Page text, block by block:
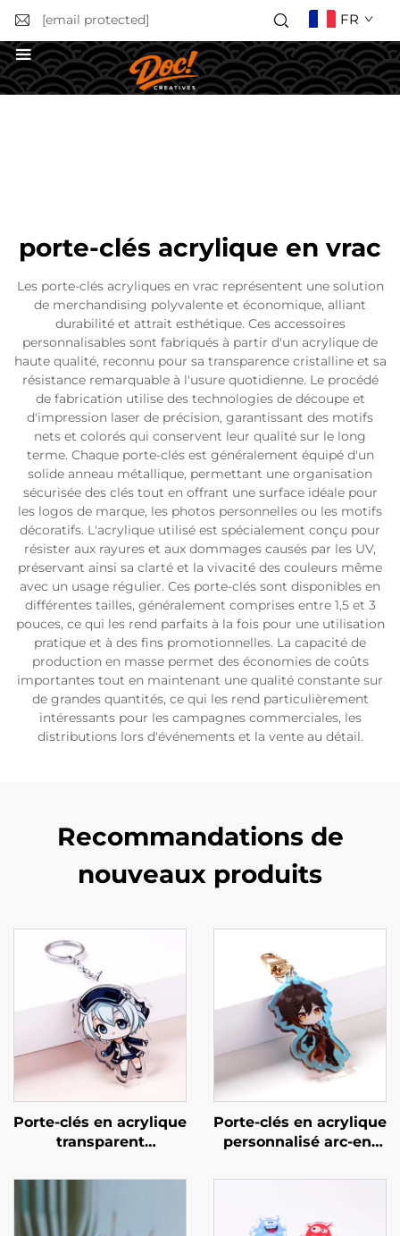
[email protected] FR
porte-clés acrylique en vrac
Les porte-clés acryliques en vrac représentent une solution
de merchandising polyvalente et économique, alliant
durabilité et attrait esthétique. Ces accessoires
personnalisables sont fabriqués à partir d'un acrylique de
haute qualité, reconnu pour sa transparence cristalline et sa
résistance remarquable à l'usure quotidienne. Le procédé
de fabrication utilise des technologies de découpe et
d'impression laser de précision, garantissant des motifs
nets et colorés qui conservent leur qualité sur le long
terme. Chaque porte-clés est généralement équipé d'un
solide anneau métallique, permettant une organisation
sécurisée des clés tout en offrant une surface idéale pour
les logos de marque, les photos personnelles ou les motifs
décoratifs. L'acrylique utilisé est spécialement conçu pour
résister aux rayures et aux dommages causés par les UV,
préservant ainsi sa clarté et la vivacité des couleurs même
avec un usage régulier. Ces porte-clés sont disponibles en
différentes tailles, généralement comprises entre 1,5 et 3
pouces, ce qui les rend parfaits à la fois pour une utilisation
pratique et à des fins promotionnelles. La capacité de
production en masse permet des économies de coûts
importantes tout en maintenant une qualité constante sur
de grandes quantités, ce qui les rend particulièrement
intéressants pour les campagnes commerciales, les
distributions lors d'événements et la vente au détail.
Recommandations de
nouveaux produits
Porte-clés en acrylique
transparent
Porte-clés en acrylique
personnalisé arc-en-